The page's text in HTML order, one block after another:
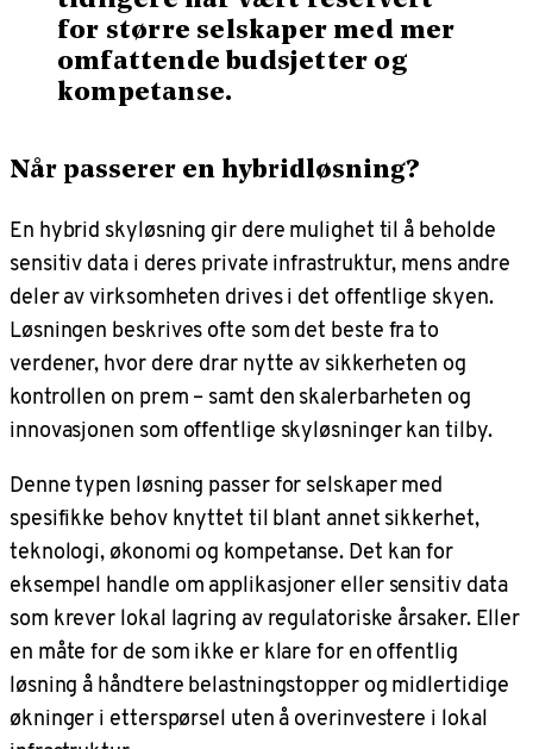
for større selskaper med mer
omfattende budsjetter og
kompetanse.
Når passerer en hybridløsning?
En hybrid skyløsning gir dere mulighet til å beholde
sensitiv data i deres private infrastruktur, mens andre
deler av virksomheten drives i det offentlige skyen.
Løsningen beskrives ofte som det beste fra to
verdener, hvor dere drar nytte av sikkerheten og
kontrollen on prem – samt den skalerbarheten og
innovasjonen som offentlige skyløsninger kan tilby.
Denne typen løsning passer for selskaper med
spesifikke behov knyttet til blant annet sikkerhet,
teknologi, økonomi og kompetanse. Det kan for
eksempel handle om applikasjoner eller sensitiv data
som krever lokal lagring av regulatoriske årsaker. Eller
en måte for de som ikke er klare for en offentlig
løsning å håndtere belastningstopper og midlertidige
økninger i etterspørsel uten å overinvestere i lokal